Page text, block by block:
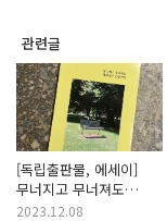
관련글
[독립출판물, 에세이]
무너지고 무너져도
축복받은 인생이다,
2023.12.08